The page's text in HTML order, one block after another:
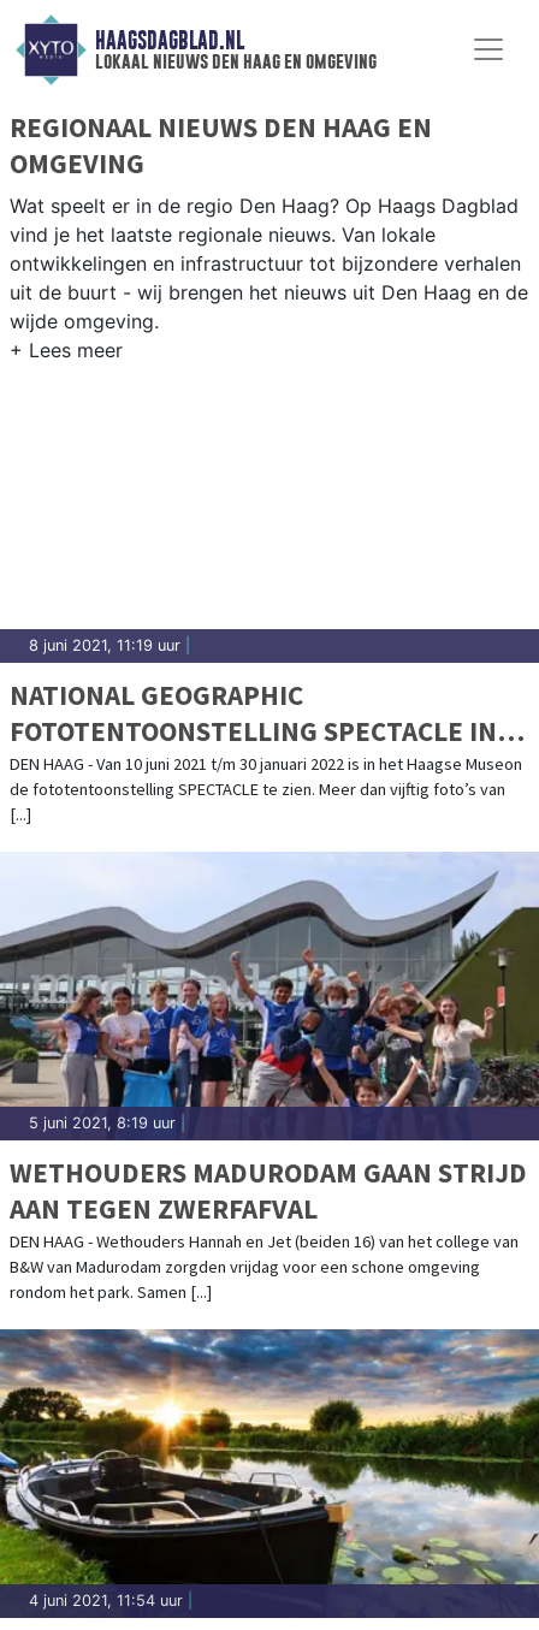
HAAGSDAGBLAD.NL
lokaal nieuws den haag en omgeving
REGIONAAL NIEUWS DEN HAAG EN
OMGEVING
Wat speelt er in de regio Den Haag? Op Haags Dagblad
vind je het laatste regionale nieuws. Van lokale
ontwikkelingen en infrastructuur tot bijzondere verhalen
uit de buurt - wij brengen het nieuws uit Den Haag en de
wijde omgeving.
8 juni 2021, 11:19 uur
NATIONAL GEOGRAPHIC
FOTOTENTOONSTELLING SPECTACLE IN
MUSEON
DEN HAAG - Van 10 juni 2021 t/m 30 januari 2022 is in het Haagse Museon
de fototentoonstelling SPECTACLE te zien. Meer dan vijftig foto’s van
[...]
5 juni 2021, 8:19 uur
WETHOUDERS MADURODAM GAAN STRIJD
AAN TEGEN ZWERFAFVAL
DEN HAAG - Wethouders Hannah en Jet (beiden 16) van het college van
B&W van Madurodam zorgden vrijdag voor een schone omgeving
rondom het park. Samen [...]
4 juni 2021, 11:54 uur